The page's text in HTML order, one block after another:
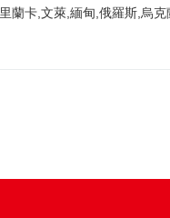
蘭卡,文萊,緬甸,俄羅斯,烏